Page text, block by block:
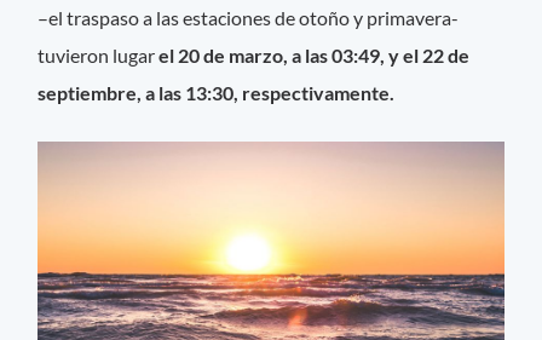
–el traspaso a las estaciones de otoño y primavera-
tuvieron lugarel 20 de marzo, a las 03:49, y el 22 de
septiembre, a las 13:30, respectivamente.